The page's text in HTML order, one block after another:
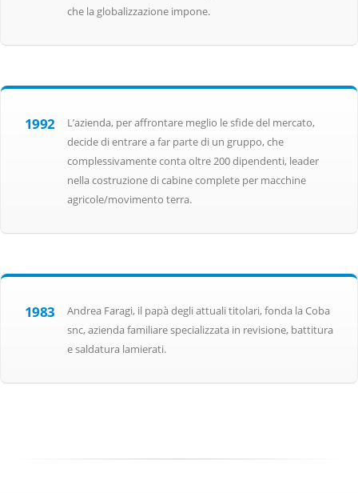
che la globalizzazione impone.
1992
L’azienda, per affrontare meglio le sfide del mercato,
decide di entrare a far parte di un gruppo, che
complessivamente conta oltre 200 dipendenti, leader
nella costruzione di cabine complete per macchine
agricole/movimento terra.
1983
Andrea Faragi, il papà degli attuali titolari, fonda la Coba
snc, azienda familiare specializzata in revisione, battitura
e saldatura lamierati.